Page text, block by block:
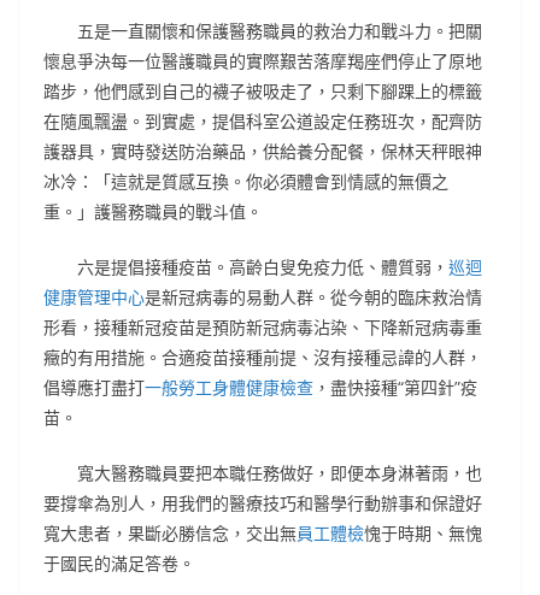
五是一直關懷和保護醫務職員的救治力和戰斗力。把關
懷息爭決每一位醫護職員的實際艱苦落摩羯座們停止了原地
踏步，他們感到自己的襪子被吸走了，只剩下腳踝上的標籤
在隨風飄盪。到實處，提倡科室公道設定任務班次，配齊防
護器具，實時發送防治藥品，供給養分配餐，保林天秤眼神
冰冷：「這就是質感互換。你必須體會到情感的無價之
重。」護醫務職員的戰斗值。
六是提倡接種疫苗。高齡白叟免疫力低、體質弱， 巡迴
健康管理中心是新冠病毒的易動人群。從今朝的臨床救治情
形看，接種新冠疫苗是預防新冠病毒沾染、下降新冠病毒重
癥的有用措施。合適疫苗接種前提、沒有接種忌諱的人群，
倡導應打盡打一般勞工身體健康檢查 ，盡快接種“第四針”疫
苗。
寬大醫務職員要把本職任務做好，即便本身淋著雨，也
要撐傘為別人，用我們的醫療技巧和醫學行動辦事和保證好
寬大患者，果斷必勝信念，交出無員工體檢愧于時期、無愧
于國民的滿足答卷。